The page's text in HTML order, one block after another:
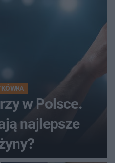
w Polsce.
najlepsze